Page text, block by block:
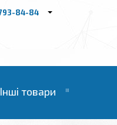
84-84
Інші товари